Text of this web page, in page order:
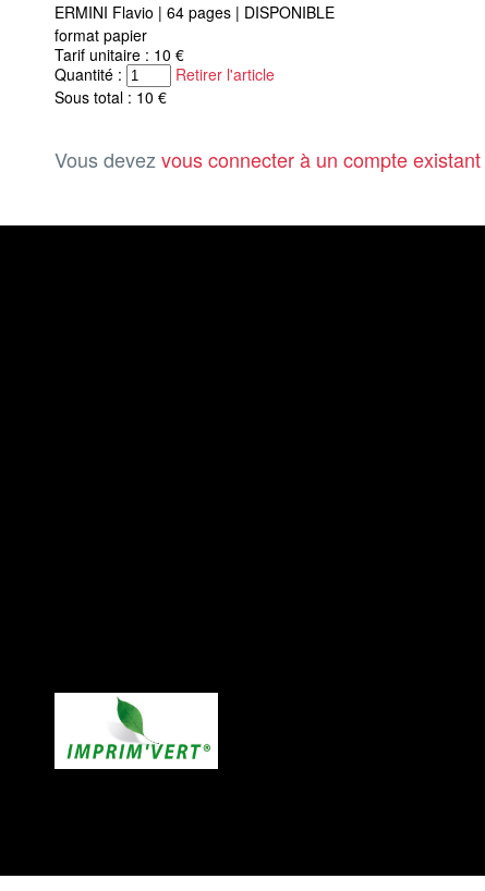
ERMINI Flavio | 64 pages | DISPONIBLE
format papier
Tarif unitaire : 10 €
Quantité :
Retirer l'article
Sous total : 10 €
Vous devezvous connecter à un compte existant